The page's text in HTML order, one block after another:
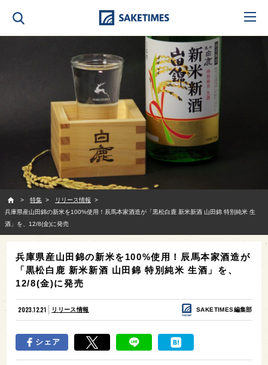
特集
リリース情報
兵庫県産山田錦の新米を100%使用！辰馬本家酒造が「黒松白鹿 新米新酒 山田錦 特別純米 生
酒」を、12/8(金)に発売
兵庫県産山田錦の新米を100%使用！辰馬本家酒造が
「黒松白鹿 新米新酒 山田錦 特別純米 生酒」を、
12/8(金)に発売
2023.12.21 リリース情報 SAKETIMES編集部
シェア